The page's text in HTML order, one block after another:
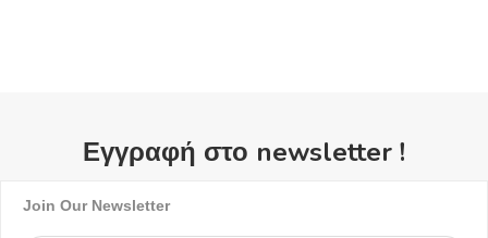
Εγγραφή στο newsletter !
Join Our Newsletter